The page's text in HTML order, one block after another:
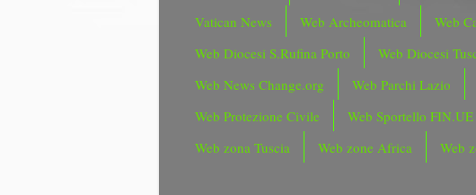
Vatican News
Web Archeomatica Web
Web Diocesi S.Rufina Porto
Web Diocesi
Web News Change.org
Web Parchi Lazio
Web Protezione Civile
Web Sportello FIN.UE
Web zona Tuscia
Web zone Africa Web